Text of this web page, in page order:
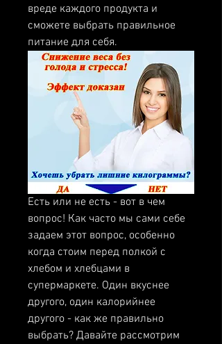
вреде каждого продукта и
сможете выбрать правильное
питание для себя.
Есть или не есть - вот в чем
вопрос! Как часто мы сами себе
задаем этот вопрос, особенно
когда стоим перед полкой с
хлебом и хлебцами в
супермаркете. Один вкуснее
другого, один калорийнее
другого - как же правильно
выбрать? Давайте рассмотрим